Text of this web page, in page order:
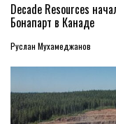
Decade Resources
Бонапарт в Канаде
Руслан Мухамеджанов